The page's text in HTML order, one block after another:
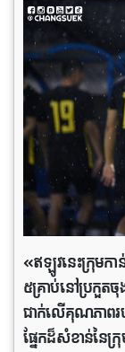
«ឥឡូវនេះក្រុមក
៥គ្រាប់នៅប្រកួត
ជាក់លើគុណភាពរ
ផ្នែកដ៏សំខាន់នៃក្